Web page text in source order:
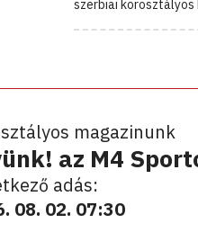
szerbiai korosztályos
magazinunk
az M4
adás:
08. 02. 07:30